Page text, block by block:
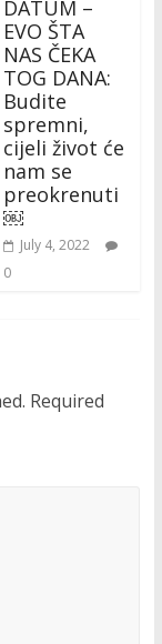
DATUM –
EVO ŠTA
NAS ČEKA
TOG DANA:
Budite
spremni,
cijeli život će
nam se
preokrenuti
￼
July 4, 2022
0
Required